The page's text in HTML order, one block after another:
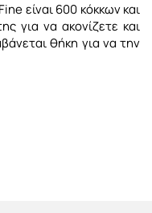
είναι 600 κόκκων και
για να ακονίζετε και
θήκη για να την